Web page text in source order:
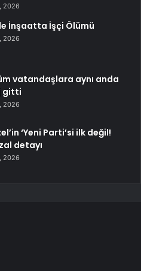
2026
İnşaatta İşçi Ölümü
2026
vatandaşlara aynı anda
gitti
2026
‘Yeni Parti’si ilk değil!
detayı
2026